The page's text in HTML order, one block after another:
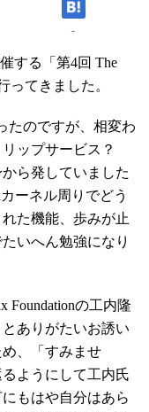
-
する「第4回 The
ってきました。
たのですが、相変わ
リップサービス？
ら発していました
ーネル周りでどう
た機能、歩みが止
いへん勉強になり
Foundationの工内隆
ありがたいお誘い
、「すみませ
ようにして工内氏
もはや自分はあら